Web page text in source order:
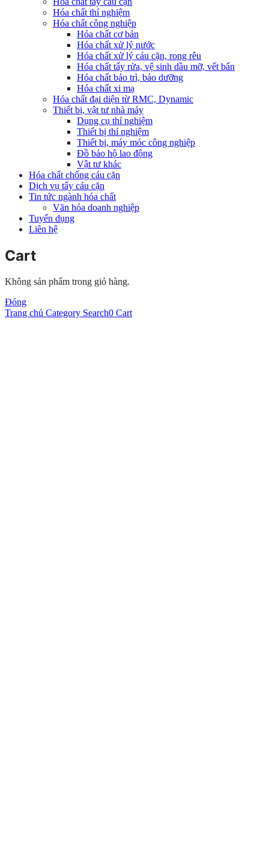
Hóa chất thí nghiệm
Hóa chất công nghiệp
Hóa chất cơ bản
Hóa chất xử lý nước
Hóa chất xử lý cáu cặn, rong rêu
Hóa chất tẩy rửa, vệ sinh dầu mỡ, vết bẩn
Hóa chất bảo trì, bảo dưỡng
Hóa chất xi mạ
Hóa chất đại diện từ RMC, Dynamic
Thiết bị, vật tư nhà máy
Dụng cụ thí nghiệm
Thiết bị thí nghiệm
Thiết bị, máy móc công nghiệp
Đồ bảo hộ lao động
Vật tư khác
Hóa chất chống cáu cặn
Dịch vụ tẩy cáu cặn
Tin tức ngành hóa chất
Văn hóa doanh nghiệp
Tuyển dụng
Liên hệ
Cart
Không sản phẩm trong giỏ hàng.
Đóng
Trang chủ Category Search0 Cart